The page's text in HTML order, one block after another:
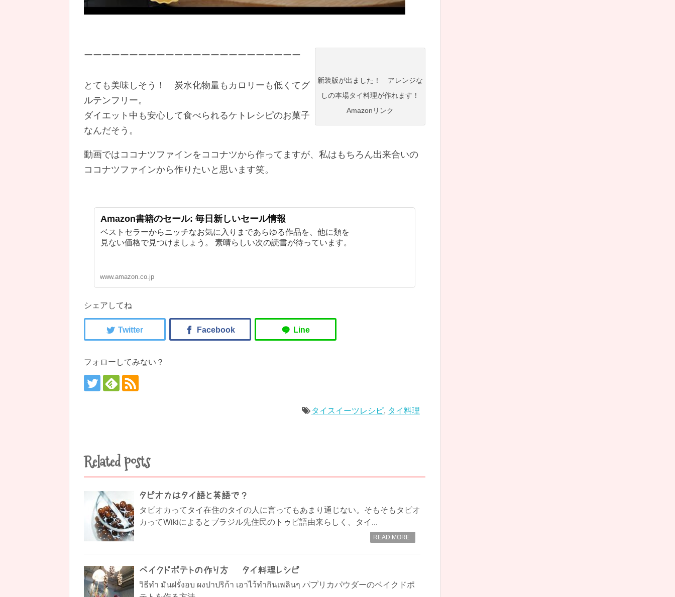
新装版が出ました！ アレンジな
しの本場タイ料理が作れます！
Amazonリンク
ーーーーーーーーーーーーーーーーーーーーーーーー
とても美味しそう！ 炭水化物量もカロリーも低くてグ
ルテンフリー。
ダイエット中も安心して食べられるケトレシピのお菓子
なんだそう。
動画ではココナツファインをココナツから作ってますが、私はもちろん出来合いの
ココナツファインから作りたいと思います笑。
Amazon書籍のセール: 毎日新しいセール情報
ベストセラーからニッチなお気に入りまであらゆる作品を、他に類を
見ない価格で見つけましょう。 素晴らしい次の読書が待っています。
www.amazon.co.jp
シェアしてね
フォローしてみない？
タイスイーツレシピ, タイ料理
Related posts
タピオカはタイ語と英語で？
タピオカってタイ在住のタイの人に言ってもあまり通じない。そもそもタピオ
カってWikiによるとブラジル先住民のトゥピ語由来らしく、タイ...
READ MORE
ベイクドポテトの作り方 – タイ料理レシピ
วิธีทำ มันฝรั่งอบ ผงปาปริก้า เอาไว้ทำกินเพลินๆ パプリカパウダーのベイクドポ